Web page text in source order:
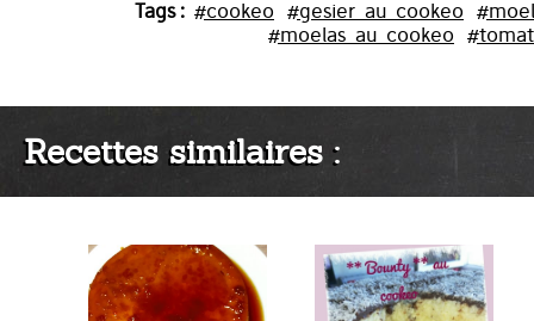
Tags : #cookeo #gesier_au_cookeo
#moelas_au_cookeo
Recettes similaires :